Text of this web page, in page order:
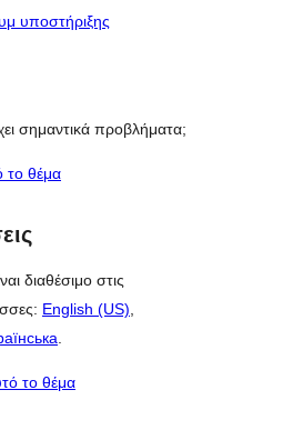
υποστήριξης
σημαντικά προβλήματα;
το θέμα
διαθέσιμο στις
English (US),
.
το θέμα